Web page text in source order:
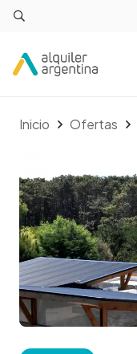
Inicio Ofertas